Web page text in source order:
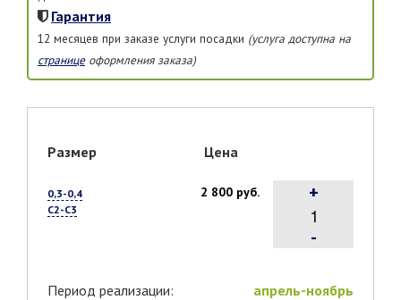
Гарантия
12 месяцев при заказе услуги посадки (услуга доступна на
страницеоформления заказа)
Размер Цена
0,3-0,4
С2-С3
2 800 руб.
-
+
Период реализации: апрель-ноябрь